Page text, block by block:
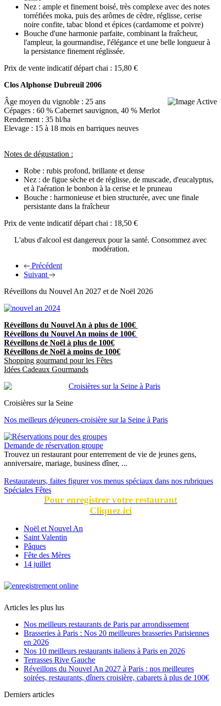
Nez : ample et finement boisé, très complexe avec des notes
torréfiées moka, puis des arômes de cèdre, réglisse, cerise
noire confite, tabac blond et épices (cardamome et poivre)
Bouche d'une harmonie parfaite, combinant la fraîcheur,
l'ampleur, la gourmandise, l'élégance et une belle longueur à
la persistance finement réglissée.
Prix de vente indicatif départ chai : 15,80 €
Clos Alphonse Dubreuil 2006
Âge moyen du vignoble : 25 ans
Cépages : 60 % Cabernet sauvignon, 40 % Merlot
Rendement : 35 hl/ha
Elevage : 15 à 18 mois en barriques neuves
Notes de dégustation :
Robe : rubis profond, brillante et dense
Nez : de figue sèche et de réglisse, de muscade, d'eucalyptus,
et à l'aération le bonbon à la cerise et le pruneau
Bouche : harmonieuse et bien structurée, avec une finale
persistante dans la fraîcheur
Prix de vente indicatif départ chai : 18,50 €
L'abus d'alcool est dangereux pour la santé. Consommez avec
modération.
Précédent
Suivant
Réveillons du Nouvel An 2027 et de Noël 2026
Réveillons du Nouvel An à plus de 100€
Réveillons du Nouvel An moins de 100€
Réveillons de Noël à plus de 100€
Réveillons de Noël à moins de 100€
Shopping gourmand pour les Fêtes
Idées Cadeaux Gourmands
Croisières sur la Seine
Nos meilleurs déjeuners-croisière sur la Seine à Paris
Demande de réservation groupe
Trouvez un restaurant pour enterrement de vie de jeunes gens,
anniversaire, mariage, business dîner, ...
Restaurateurs, faites figurer vos menus spéciaux dans nos rubriques
Spéciales Fêtes
Pour enregistrer votre restaurant
Cliquez ici
Noël et Nouvel An
Saint Valentin
Pâques
Fête des Mères
14 juillet
Articles les plus lus
Nos meilleurs restaurants de Paris par arrondissement
Brasseries à Paris : Nos 20 meilleures brasseries Parisiennes
en 2026
Nos 10 meilleurs restaurants italiens à Paris en 2026
Terrasses Rive Gauche
Réveillons du Nouvel An 2027 à Paris : nos meilleures
soirées, restaurants, dîners croisière, cabarets à plus de 100€
Derniers articles